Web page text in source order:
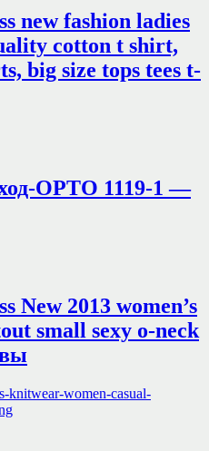
new fashion ladies
cotton t shirt,
big size tops tees t-
ОРТО 1119-1 —
New 2013 women’s
small sexy o-neck